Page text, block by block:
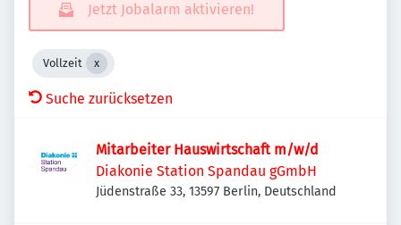
Jetzt Jobalarm aktivieren!
Vollzeit
Suche zurücksetzen
Mitarbeiter Hauswirtschaft m/w/d
Diakonie Station Spandau gGmbH
Jüdenstraße 33, 13597 Berlin, Deutschland